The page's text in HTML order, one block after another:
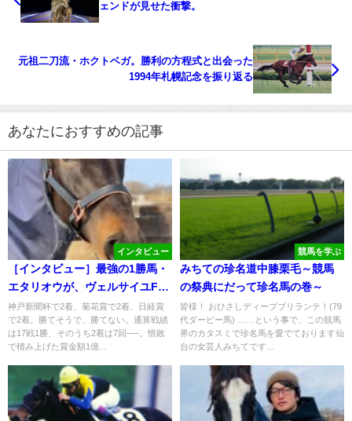
ェンドが見せた衝撃。
元祖二刀流・ホクトベガ。勝利の方程式と出会った
1994年札幌記念を振り返る
あなたにおすすめの記事
インタビュー
［インタビュー］最強の1勝馬・
エタリオウが、ヴェルサイユFに
来た理由。
神戸新聞杯で2着、菊花賞で2着、日経賞
で2着。勝てそうで、勝てない。通算戦績
は17戦1勝、そのうち2着は7回──。惜敗
で積み上げた賞金額1億...
競馬を学ぶ
みちての珍名道中膝栗毛～競馬
の祭典にだって珍名馬の巻～
皆様！ おひさしディープブリランテ！(79
代ダービー馬) ……という事で、この競馬
界のカタスミで珍名馬を愛でております仙
台の女芸人みちてです...